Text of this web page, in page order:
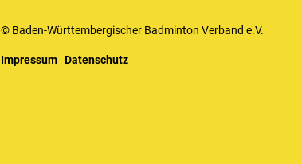
© Baden-Württembergischer Badminton Verband e.V.
Impressum Datenschutz